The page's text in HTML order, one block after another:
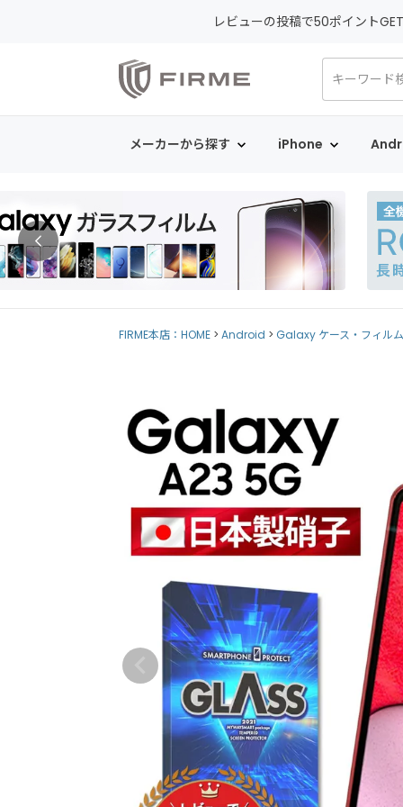
レビューの投稿で50ポイント
メーカーから探す iPhone
FIRME本店：HOME Android Galaxy ケース・フィルム